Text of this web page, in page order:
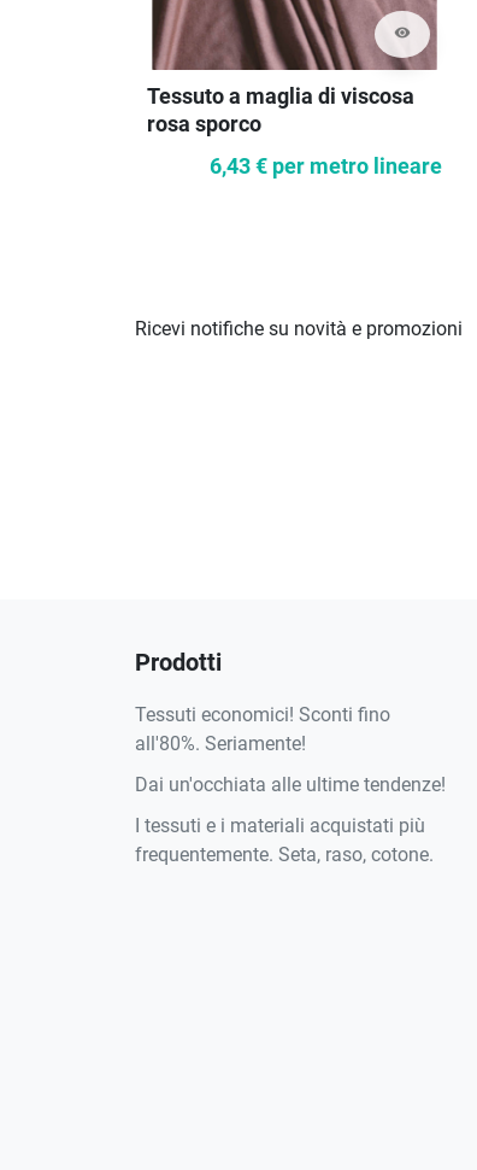
visibility
Tessuto a maglia di viscosa
rosa sporco
6,43 € per metro lineare
Ricevi notifiche su novità e promozioni
Prodotti
Tessuti economici! Sconti fino
all'80%. Seriamente!
Dai un'occhiata alle ultime tendenze!
I tessuti e i materiali acquistati più
frequentemente. Seta, raso, cotone.